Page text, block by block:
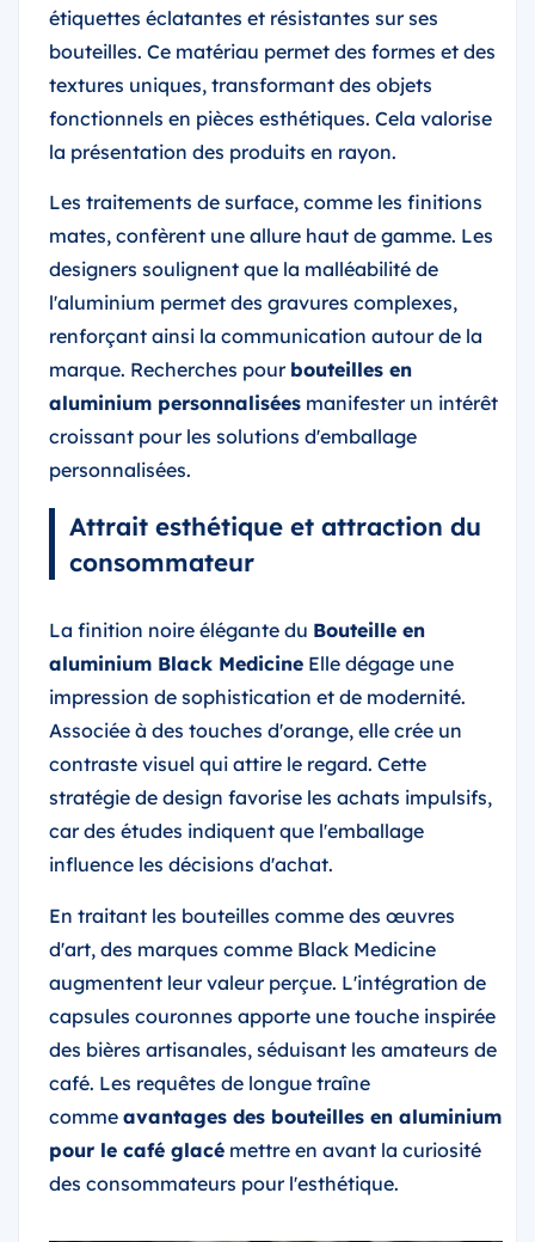
étiquettes éclatantes et résistantes sur ses
bouteilles. Ce matériau permet des formes et des
textures uniques, transformant des objets
fonctionnels en pièces esthétiques. Cela valorise
la présentation des produits en rayon.
Les traitements de surface, comme les finitions
mates, confèrent une allure haut de gamme. Les
designers soulignent que la malléabilité de
l'aluminium permet des gravures complexes,
renforçant ainsi la communication autour de la
marque. Recherches pour bouteilles en
aluminium personnalisées manifester un intérêt
croissant pour les solutions d'emballage
personnalisées.
Attrait esthétique et attraction du
consommateur
La finition noire élégante du Bouteille en
aluminium Black Medicine Elle dégage une
impression de sophistication et de modernité.
Associée à des touches d'orange, elle crée un
contraste visuel qui attire le regard. Cette
stratégie de design favorise les achats impulsifs,
car des études indiquent que l'emballage
influence les décisions d'achat.
En traitant les bouteilles comme des œuvres
d'art, des marques comme Black Medicine
augmentent leur valeur perçue. L'intégration de
capsules couronnes apporte une touche inspirée
des bières artisanales, séduisant les amateurs de
café. Les requêtes de longue traîne
comme avantages des bouteilles en aluminium
pour le café glacé mettre en avant la curiosité
des consommateurs pour l'esthétique.